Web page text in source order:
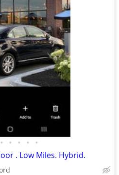
• • • • •
. Low Miles. Hybrid.